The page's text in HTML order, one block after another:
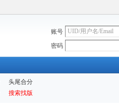
账号
密码
头尾合分
搜索找版